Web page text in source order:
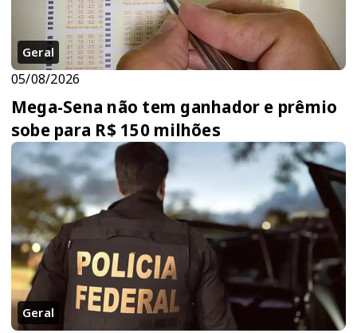
Geral
05/08/2026
Mega-Sena não tem ganhador e prêmio
sobe para R$ 150 milhões
Geral